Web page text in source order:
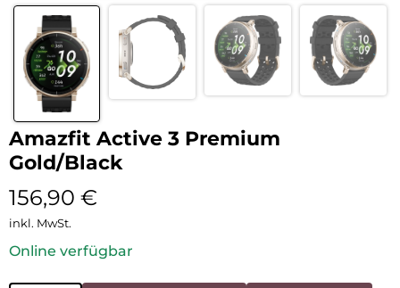
Amazfit Active 3 Premium
Gold/Black
156,90 €
inkl. MwSt.
Online verfügbar